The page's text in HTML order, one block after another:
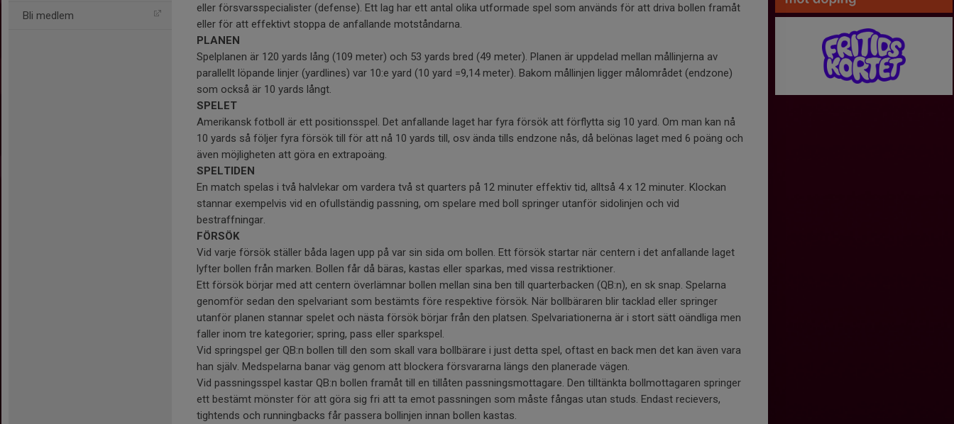
Bli medlem
eller försvarsspecialister (defense). Ett lag har ett antal olika utformade spel som används för att driva bollen framåt
eller för att effektivt stoppa de anfallande motståndarna.
PLANEN
Spelplanen är 120 yards lång (109 meter) och 53 yards bred (49 meter). Planen är uppdelad mellan mållinjerna av
parallellt löpande linjer (yardlines) var 10:e yard (10 yard =9,14 meter). Bakom mållinjen ligger målområdet (endzone)
som också är 10 yards långt.
SPELET
Amerikansk fotboll är ett positionsspel. Det anfallande laget har fyra försök att förflytta sig 10 yard. Om man kan nå
10 yards så följer fyra försök till för att nå 10 yards till, osv ända tills endzone nås, då belönas laget med 6 poäng och
även möjligheten att göra en extrapoäng.
SPELTIDEN
En match spelas i två halvlekar om vardera två st quarters på 12 minuter effektiv tid, alltså 4 x 12 minuter. Klockan
stannar exempelvis vid en ofullständig passning, om spelare med boll springer utanför sidolinjen och vid
bestraffningar.
FÖRSÖK
Vid varje försök ställer båda lagen upp på var sin sida om bollen. Ett försök startar när centern i det anfallande laget
lyfter bollen från marken. Bollen får då bäras, kastas eller sparkas, med vissa restriktioner.
Ett försök börjar med att centern överlämnar bollen mellan sina ben till quarterbacken (QB:n), en sk snap. Spelarna
genomför sedan den spelvariant som bestämts före respektive försök. När bollbäraren blir tacklad eller springer
utanför planen stannar spelet och nästa försök börjar från den platsen. Spelvariationerna är i stort sätt oändliga men
faller inom tre kategorier; spring, pass eller sparkspel.
Vid springspel ger QB:n bollen till den som skall vara bollbärare i just detta spel, oftast en back men det kan även vara
han själv. Medspelarna banar väg genom att blockera försvararna längs den planerade vägen.
Vid passningsspel kastar QB:n bollen framåt till en tillåten passningsmottagare. Den tilltänkta bollmottagaren springer
ett bestämt mönster för att göra sig fri att ta emot passningen som måste fångas utan studs. Endast recievers,
tightends och runningbacks får passera bollinjen innan bollen kastas.